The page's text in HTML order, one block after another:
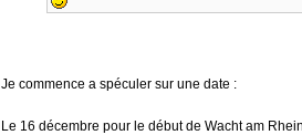
Je commence a spéculer sur une date :
Le 16 décembre pour le début de Wacht am